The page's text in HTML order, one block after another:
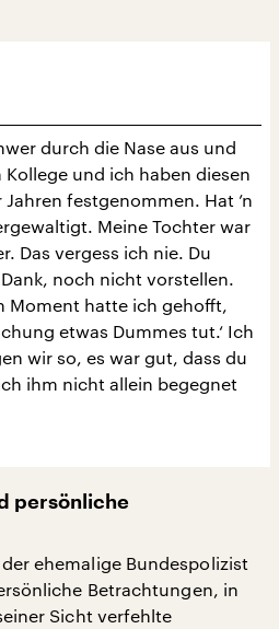
durch die Nase aus und
Kollege und ich haben diesen
festgenommen. Hat ’n
Meine Tochter war
Das vergess ich nie. Du
noch nicht vorstellen.
Moment hatte ich gehofft,
etwas Dummes tut.‘ Ich
wir so, es war gut, dass du
ihm nicht allein begegnet
persönliche
ehemalige Bundespolizist
Betrachtungen, in
Sicht verfehlte